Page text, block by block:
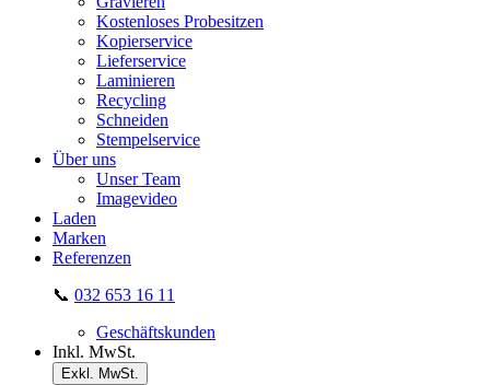
Kostenloses Probesitzen
Kopierservice
Lieferservice
Laminieren
Recycling
Schneiden
Stempelservice
Über uns
Unser Team
Imagevideo
Laden
Marken
Referenzen
📞 032 653 16 11
Geschäftskunden
Inkl. MwSt.
Exkl. MwSt.